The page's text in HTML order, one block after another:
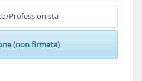
Professionista
(non firmata)